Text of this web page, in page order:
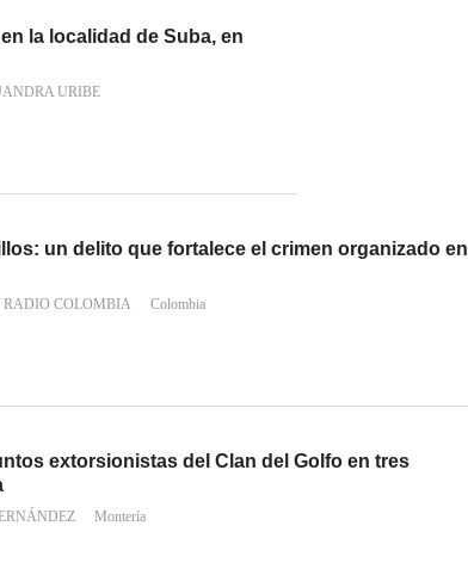
la localidad de Suba, en
URIBE
un delito que fortalece el crimen organizado en
COLOMBIA Colombia
extorsionistas del Clan del Golfo en tres
Montería